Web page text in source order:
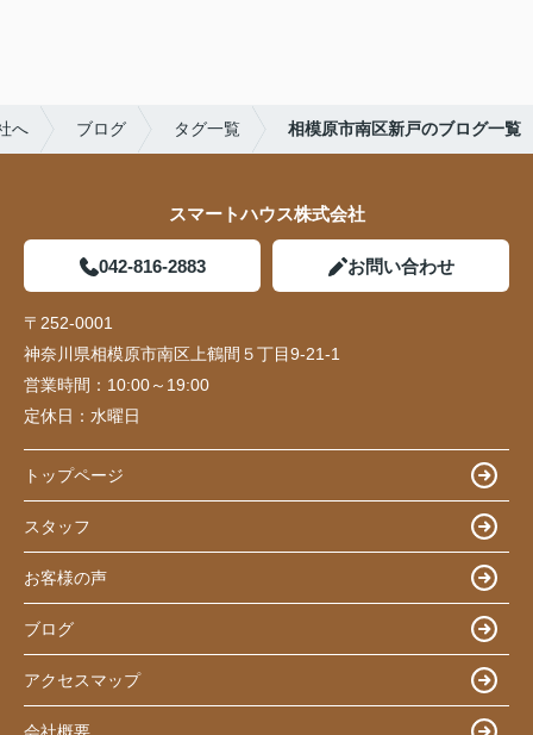
へ ブログ タグ一覧 相模原市南区新戸のブログ一覧
スマートハウス株式会社
042-816-2883 お問い合わせ
〒252-0001
神奈川県相模原市南区上鶴間５丁目9-21-1
営業時間： 10:00～19:00
定休日： 水曜日
トップページ
スタッフ
お客様の声
ブログ
アクセスマップ
会社概要